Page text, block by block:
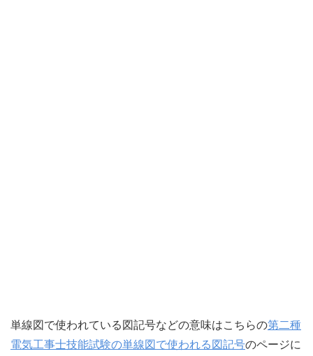
単線図で使われている図記号などの意味はこちらの第二種
電気工事士技能試験の単線図で使われる図記号のページに